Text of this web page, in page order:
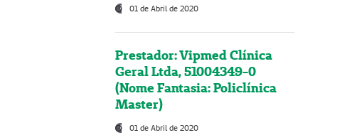
01 de Abril de 2020
Prestador: Vipmed Clínica
Geral Ltda, 51004349-0
(Nome Fantasia: Policlínica
Master)
01 de Abril de 2020